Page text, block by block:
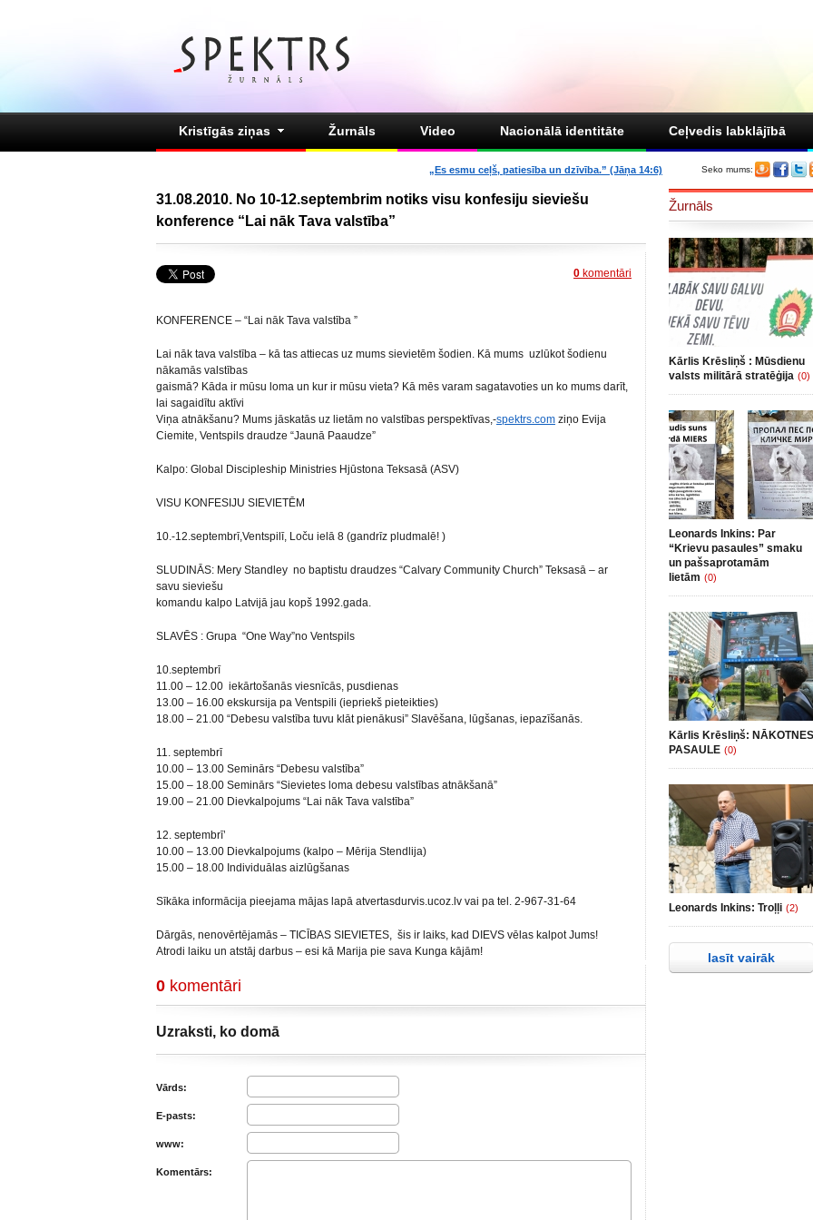
Kristīgās ziņas Žurnāls Video Nacionālā identitāte Ceļvedis labklājībā
Seko mums:
„Es esmu ceļš, patiesība un dzīvība.” (Jāņa 14:6)
31.08.2010. No 10-12.septembrim notiks visu konfesiju sieviešu
konference “Lai nāk Tava valstība”
0 komentāri
KONFERENCE – “Lai nāk Tava valstība ”
Lai nāk tava valstība – kā tas attiecas uz mums sievietēm šodien. Kā mums uzlūkot šodienu
nākamās valstības
gaismā? Kāda ir mūsu loma un kur ir mūsu vieta? Kā mēs varam sagatavoties un ko mums darīt,
lai sagaidītu aktīvi
Viņa atnākšanu? Mums jāskatās uz lietām no valstības perspektīvas,-spektrs.com ziņo Evija
Ciemite, Ventspils draudze “Jaunā Paaudze”
Kalpo: Global Discipleship Ministries Hjūstona Teksasā (ASV)
VISU KONFESIJU SIEVIETĒM
10.-12.septembrī,Ventspilī, Loču ielā 8 (gandrīz pludmalē! )
SLUDINĀS: Mery Standley no baptistu draudzes “Calvary Community Church” Teksasā – ar
savu sieviešu
komandu kalpo Latvijā jau kopš 1992.gada.
SLAVĒS : Grupa “One Way”no Ventspils
10.septembrī
11.00 – 12.00 iekārtošanās viesnīcās, pusdienas
13.00 – 16.00 ekskursija pa Ventspili (iepriekš pieteikties)
18.00 – 21.00 “Debesu valstība tuvu klāt pienākusi” Slavēšana, lūgšanas, iepazīšanās.
11. septembrī
10.00 – 13.00 Seminārs “Debesu valstība”
15.00 – 18.00 Seminārs “Sievietes loma debesu valstības atnākšanā”
19.00 – 21.00 Dievkalpojums “Lai nāk Tava valstība”
12. septembrī’
10.00 – 13.00 Dievkalpojums (kalpo – Mērija Stendlija)
15.00 – 18.00 Individuālas aizlūgšanas
Sīkāka informācija pieejama mājas lapā atvertasdurvis.ucoz.lv vai pa tel. 2-967-31-64
Dārgās, nenovērtējamās – TICĪBAS SIEVIETES, šis ir laiks, kad DIEVS vēlas kalpot Jums!
Atrodi laiku un atstāj darbus – esi kā Marija pie sava Kunga kājām!
0 komentāri
Uzraksti, ko domā
Vārds:
E-pasts:
www:
Komentārs:
Žurnāls
Kārlis Krēsliņš : Mūsdienu
valsts militārā stratēģija (0)
Leonards Inkins: Par
“Krievu pasaules” smaku
un pašsaprotamām
lietām (0)
Kārlis Krēsliņš: NĀKOTNES
PASAULE (0)
Leonards Inkins: Troļļi (2)
lasīt vairāk